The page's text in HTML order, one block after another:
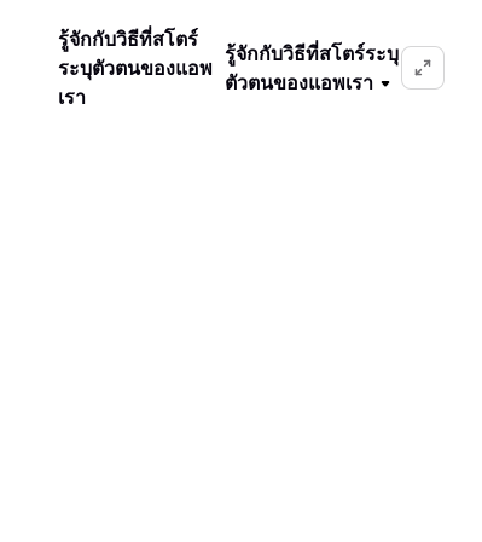
รู้จักกับวิธีที่สโตร์
ระบุตัวตนของแอพ
เรา
รู้จักกับวิธีที่สโตร์ระบุ
ตัวตนของแอพเรา